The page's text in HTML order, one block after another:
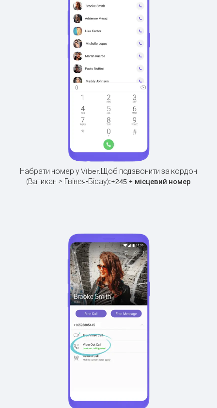
Набрати номер у Viber.Щоб подзвонити за кордон
(Ватикан > Гвінея-Бісау):+245 + місцевий номер